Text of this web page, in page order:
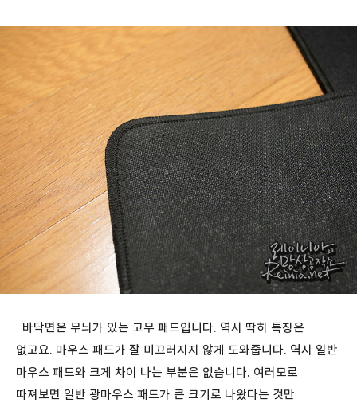
바닥면은 무늬가 있는 고무 패드입니다. 역시 딱히 특징은
없고요. 마우스 패드가 잘 미끄러지지 않게 도와줍니다. 역시 일반
마우스 패드와 크게 차이 나는 부분은 없습니다. 여러모로
따져보면 일반 광마우스 패드가 큰 크기로 나왔다는 것만